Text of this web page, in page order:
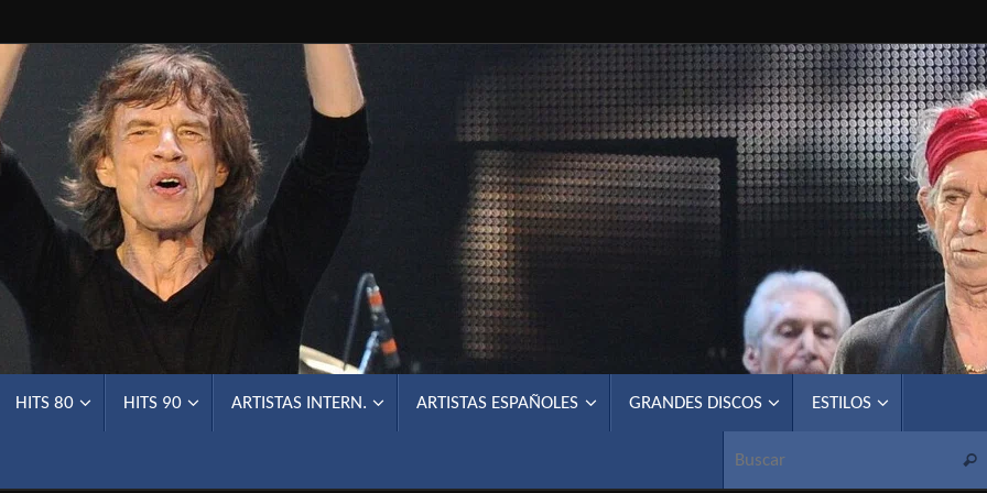
HITS 80 HITS 90 ARTISTAS INTERN. ARTISTAS ESPAÑOLES GRANDES DISCOS ESTILOS